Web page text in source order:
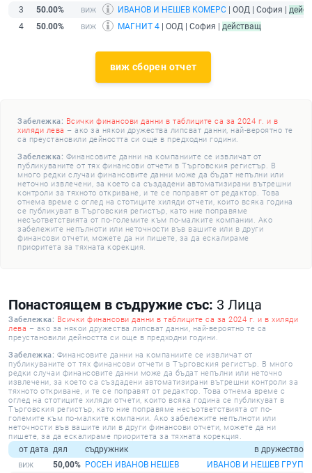
3
50.00% ИВАНОВ И НЕШЕВ КОМЕРС | ООД | София |
4
50.00% МАГНИТ 4 | ООД | София | действащ
виж сборен отчет
Забележка: Всички финансови данни в таблиците са за 2024 г. и в
хиляди лева – ако за някои дружества липсват данни, най-вероятно те
са преустановили дейността си още в предходни години.
Забележка: Финансовите данни на компаниите се извличат от
публикуваните от тях финансови отчети в Търговския регистър. В
много редки случаи финансовите данни може да бъдат непълни или
неточно извлечени, за което са създадени автоматизирани вътрешни
контроли за тяхното откриване, и те се поправят от редактор. Това
отнема време с оглед на стотиците хиляди отчети, които всяка година
се публикуват в Търговския регистър, като ние поправяме
несъответствията от по-големите към по-малките компании. Ако
забележите непълноти или неточности във вашите или в други
финансови отчети, можете да ни пишете, за да ескалираме
приоритета за тяхната корекция.
Понастоящем в съдружие със: 3 Лица
Забележка: Всички финансови данни в таблиците са за 2024 г. и в хиляди
лева – ако за някои дружества липсват данни, най-вероятно те са
преустановили дейността си още в предходни години.
Забележка: Финансовите данни на компаниите се извличат от
публикуваните от тях финансови отчети в Търговския регистър. В много
редки случаи финансовите данни може да бъдат непълни или неточно
извлечени, за което са създадени автоматизирани вътрешни контроли за
тяхното откриване, и те се поправят от редактор. Това отнема време с
оглед на стотиците хиляди отчети, които всяка година се публикуват в
Търговския регистър, като ние поправяме несъответствията от по-
големите към по-малките компании. Ако забележите непълноти или
неточности във вашите или в други финансови отчети, можете да ни
пишете, за да ескалираме приоритета за тяхната корекция.
от дата дял съдружник
в дружество
50,00% РОСЕН ИВАНОВ НЕШЕВ
ИВАНОВ И НЕШЕВ ГРУП